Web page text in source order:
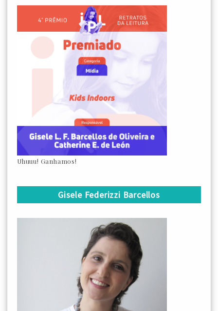
Uhuuu! Ganhamos!
Gisele Federizzi Barcellos